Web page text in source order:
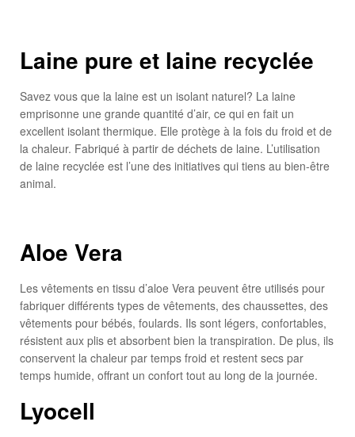
Laine pure et laine recyclée
Savez vous que la laine est un isolant naturel? La laine
emprisonne une grande quantité d’air, ce qui en fait un
excellent isolant thermique. Elle protège à la fois du froid et de
la chaleur. Fabriqué à partir de déchets de laine. L’utilisation
de laine recyclée est l’une des initiatives qui tiens au bien-être
animal.
Aloe Vera
Les vêtements en tissu d’aloe Vera peuvent être utilisés pour
fabriquer différents types de vêtements, des chaussettes, des
vêtements pour bébés, foulards. Ils sont légers, confortables,
résistent aux plis et absorbent bien la transpiration. De plus, ils
conservent la chaleur par temps froid et restent secs par
temps humide, offrant un confort tout au long de la journée.
Lyocell